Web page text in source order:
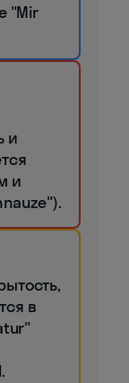
"Mir
и
и
в